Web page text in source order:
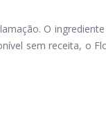
O
sem receita, o